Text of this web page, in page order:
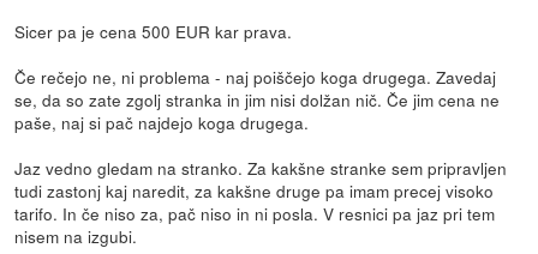
Sicer pa je cena 500 EUR kar prava.
Če rečejo ne, ni problema - naj poiščejo koga drugega. Zavedaj
se, da so zate zgolj stranka in jim nisi dolžan nič. Če jim cena ne
paše, naj si pač najdejo koga drugega.
Jaz vedno gledam na stranko. Za kakšne stranke sem pripravljen
tudi zastonj kaj naredit, za kakšne druge pa imam precej visoko
tarifo. In če niso za, pač niso in ni posla. V resnici pa jaz pri tem
nisem na izgubi.